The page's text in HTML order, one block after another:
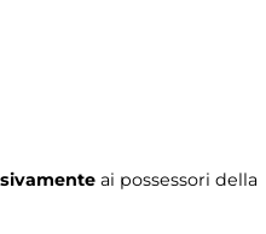
ai possessori della